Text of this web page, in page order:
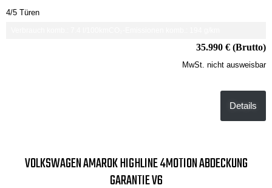
4/5 Türen
35.990 € (Brutto)
MwSt. nicht ausweisbar
Details
VOLKSWAGEN AMAROK HIGHLINE 4MOTION ABDECKUNG
GARANTIE V6